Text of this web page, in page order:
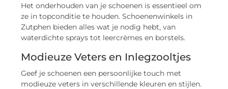
Het onderhouden van je schoenen is essentieel om
ze in topconditie te houden. Schoenenwinkels in
Zutphen bieden alles wat je nodig hebt, van
waterdichte sprays tot leercrèmes en borstels.
Modieuze Veters en Inlegzooltjes
Geef je schoenen een persoonlijke touch met
modieuze veters in verschillende kleuren en stijlen.